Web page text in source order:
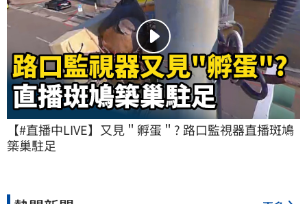
【#直播中LIVE】又見＂孵蛋＂? 路口監視器直播斑鳩
築巢駐足